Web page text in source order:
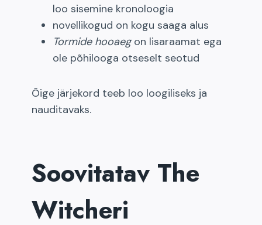
loo sisemine kronoloogia
novellikogud on kogu saaga alus
Tormide hooaegon lisaraamat ega
ole põhilooga otseselt seotud
Õige järjekord teeb loo loogiliseks ja
nauditavaks.
Soovitatav The
Witcheri